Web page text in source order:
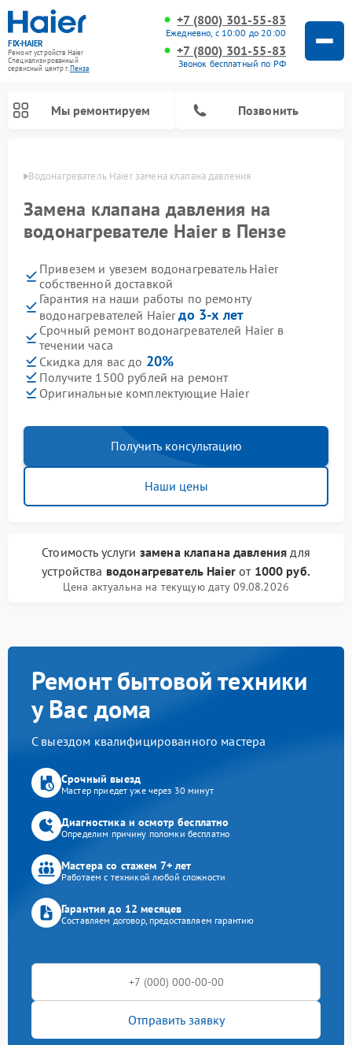
FIX-HAIER
Ремонт устройств Haier
Специализированный
cервисный центр г.Пенза
+7 (800) 301-55-83
Ежедневно, с 10:00 до 20:00
+7 (800) 301-55-83
Звонок бесплатный по РФ
Мы ремонтируем Позвонить
Водонагреватель Haier замена клапана давления
Замена клапана давления на
водонагревателе Haier в Пензе
Привезем и увезем водонагреватель Haier
собственной доставкой
Гарантия на наши работы по ремонту
водонагревателей Haierдо 3-х лет
Срочный ремонт водонагревателей Haier в
течении часа
Скидка для вас до 20%
Получите 1500 рублей на ремонт
Оригинальные комплектующие Haier
Получить консультацию
Наши цены
Стоимость услуги замена клапана давления для
устройства водонагреватель Haierот 1000 руб.
Цена актуальна на текущую дату 09.08.2026
Ремонт бытовой техники
у Вас дома
С выездом квалифицированного мастера
Срочный выезд
Мастер приедет уже через 30 минут
Диагностика и осмотр бесплатно
Определим причину поломки бесплатно
Мастера со стажем 7+ лет
Работаем с техникой любой сложности
Гарантия до 12 месяцев
Составляем договор, предоставляем гарантию
Отправить заявку